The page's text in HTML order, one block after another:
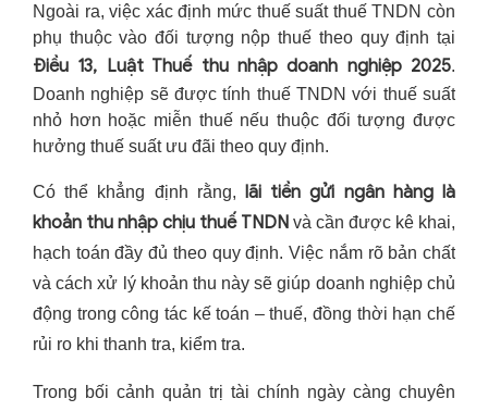
Ngoài ra, việc xác định mức thuế suất thuế TNDN còn
phụ thuộc vào đối tượng nộp thuế theo quy định tại
Điều 13, Luật Thuế thu nhập doanh nghiệp 2025.
Doanh nghiệp sẽ được tính thuế TNDN với thuế suất
nhỏ hơn hoặc miễn thuế nếu thuộc đối tượng được
hưởng thuế suất ưu đãi theo quy định.
Có thể khẳng định rằng, lãi tiền gửi ngân hàng là
khoản thu nhập chịu thuế TNDN và cần được kê khai,
hạch toán đầy đủ theo quy định. Việc nắm rõ bản chất
và cách xử lý khoản thu này sẽ giúp doanh nghiệp chủ
động trong công tác kế toán – thuế, đồng thời hạn chế
rủi ro khi thanh tra, kiểm tra.
Trong bối cảnh quản trị tài chính ngày càng chuyên